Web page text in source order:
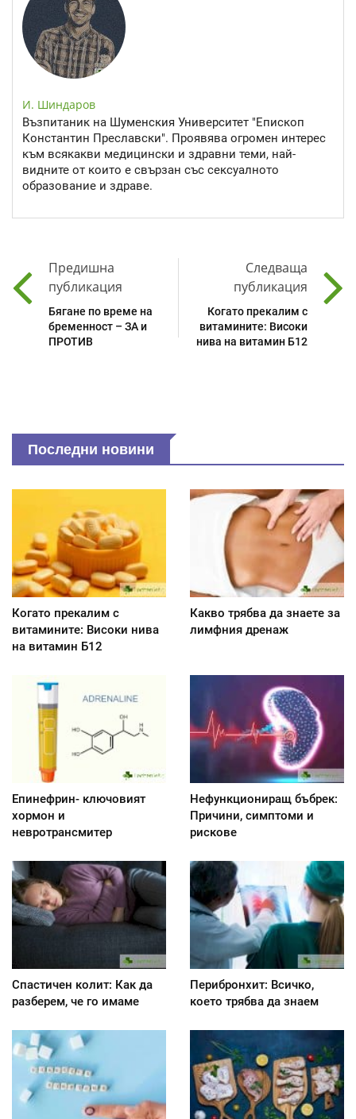
И. Шиндаров
Възпитаник на Шуменския Университет "Епископ
Константин Преславски". Проявява огромен интерес
към всякакви медицински и здравни теми, най-
видните от които е свързан със сексуалното
образование и здраве.
Предишна
публикация
Бягане по време на
бременност – ЗА и
ПРОТИВ
Следваща
публикация
Когато прекалим с
витамините: Високи
нива на витамин Б12
Последни новини
Когато прекалим с
витамините: Високи нива
на витамин Б12
Какво трябва да знаете за
лимфния дренаж
Епинефрин- ключовият
хормон и
невротрансмитер
Нефункциониращ бъбрек:
Причини, симптоми и
рискове
Спастичен колит: Как да
разберем, че го имаме
Перибронхит: Всичко,
което трябва да знаем